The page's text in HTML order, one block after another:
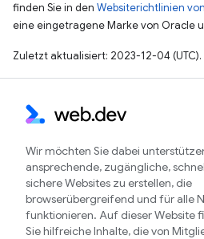
finden Sie in den Websiterichtlinien
eine eingetragene Marke von Oracle
Zuletzt aktualisiert: 2023-12-04 (UTC).
Wir möchten Sie dabei
ansprechende, zugängliche,
sichere Websites zu erstellen, die
browserübergreifend und für alle
funktionieren. Auf dieser Website
Sie hilfreiche Inhalte, die von